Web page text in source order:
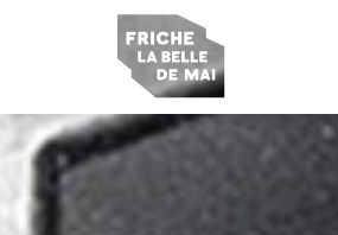
Panneau de gestion des cookies